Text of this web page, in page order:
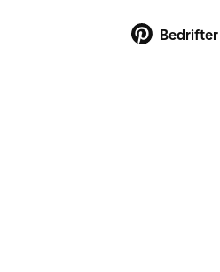
Bedrifter